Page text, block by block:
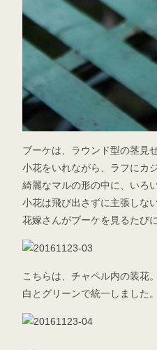
ブーケは、ラウンド型の茎見
小花をいれながら、ラフにカ
綺麗なマルの形の中に、いろ
小花は飛び出さずに主張しな
花嫁さんがブーケを見るたび
こちらは、チャペル内の装花。
白とグリーンで統一しました。